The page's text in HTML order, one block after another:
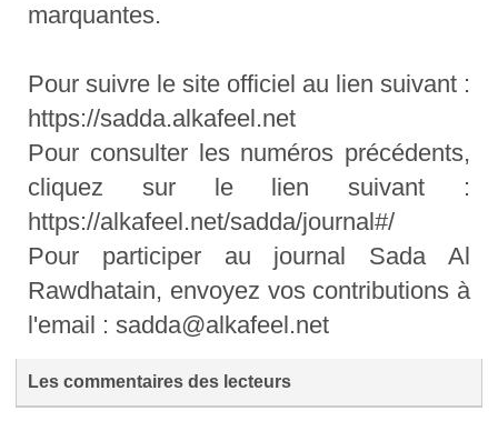
marquantes.
Pour suivre le site officiel au lien suivant :
https://sadda.alkafeel.net
Pour consulter les numéros précédents,
cliquez sur le lien suivant :
https://alkafeel.net/sadda/journal#/
Pour participer au journal Sada Al
Rawdhatain, envoyez vos contributions à
l'email : sadda@alkafeel.net
Les commentaires des lecteurs